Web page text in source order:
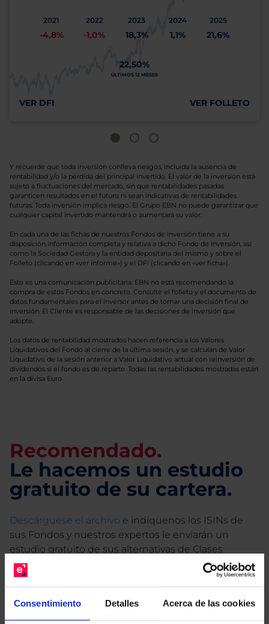
Consentimiento Detalles Acerca de las cookies
2021
-4,8%
2022
-1,0%
2023
18,3%
2024
1,1%
2025
21,6%
22,50%
ÚLTIMOS 12 MESES
VER DFI VER FOLLETO
Y recuerde que toda inversión conlleva riesgos, incluida la ausencia de
rentabilidad y/o la pérdida del principal invertido. El valor de la inversión está
sujeto a fluctuaciones del mercado, sin que rentabilidades pasadas
garanticen resultados en el futuro ni sean indicativas de rentabilidades
futuras. Toda inversión implica riesgo. El Grupo EBN no puede garantizar que
cualquier capital invertido mantendrá o aumentará su valor.
En cada una de las fichas de nuestros Fondos de Inversión tiene a su
disposición información completa y relativa a dicho Fondo de Inversión, así
como la Sociedad Gestora y la entidad depositaria del mismo y sobre el
Folleto (clicando en «ver informe») y el DFI (clicando en «ver ficha»).
Esto es una comunicación publicitaria. EBN no está recomendando la
compra de estos Fondos en concreto. Consulte el folleto y el documento de
datos fundamentales para el inversor antes de tomar una decisión final de
inversión. El Cliente es responsable de las decisiones de inversión que
adopte.
Los datos de rentabilidad mostrados hacen referencia a los Valores
Liquidativos del Fondo al cierre de la última sesión, y se calculan de Valor
Liquidativo de la sesión anterior a Valor Liquidativo actual con reinversión de
dividendos si el fondo es de reparto. Todas las rentabilidades mostradas están
en la divisa Euro.
Recomendado.
Le hacemos un estudio
gratuito de su cartera.
Descárguese el archivo e indíquenos los ISINs de
sus Fondos y nuestros expertos le enviarán un
estudio gratuito de sus alternativas de Clases
Limpias con las que podrá ahorrar en sus costes.